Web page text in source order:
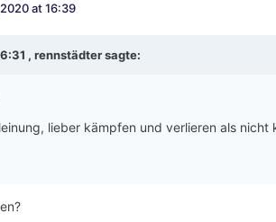
at 16:39
, rennstädtersagte:
lieber kämpfen und verlieren als